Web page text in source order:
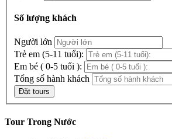
Số lượng khách
Người lớn
Trẻ em (5-11 tuổi):
Em bé ( 0-5 tuổi ):
Tổng số hành khách
Tour Trong Nước